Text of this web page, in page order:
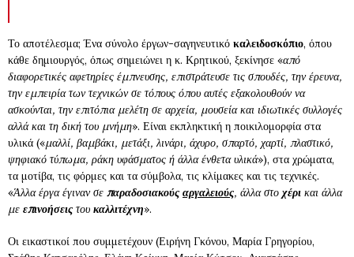
Το αποτέλεσμα; Ένα σύνολο έργων-σαγηνευτικό καλειδοσκόπιο, όπου
κάθε δημιουργός, όπως σημειώνει η κ. Κρητικού, ξεκίνησε «από
διαφορετικές αφετηρίες έμπνευσης, επιστράτευσε τις σπουδές, την έρευνα,
την εμπειρία των τεχνικών σε τόπους όπου αυτές εξακολουθούν να
ασκούνται, την επιτόπια μελέτη σε αρχεία, μουσεία και ιδιωτικές συλλογές
αλλά και τη δική του μνήμη». Είναι εκπληκτική η ποικιλομορφία στα
υλικά («μαλλί, βαμβάκι, μετάξι, λινάρι, άχυρο, σπαρτό, χαρτί, πλαστικό,
ψηφιακό τύπωμα, ράκη υφάσματος ή άλλα ένθετα υλικά»), στα χρώματα,
τα μοτίβα, τις φόρμες και τα σύμβολα, τις κλίμακες και τις τεχνικές.
«Άλλα έργα έγιναν σε παραδοσιακούς αργαλειούς, άλλα στο χέρι και άλλα
με επινοήσεις του καλλιτέχνη».
Οι εικαστικοί που συμμετέχουν (Ειρήνη Γκόνου, Μαρία Γρηγορίου,